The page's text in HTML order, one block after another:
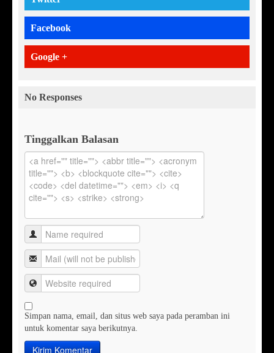
Facebook
Google +
No Responses
Tinggalkan Balasan
Simpan nama, email, dan situs web saya pada peramban ini
untuk komentar saya berikutnya.